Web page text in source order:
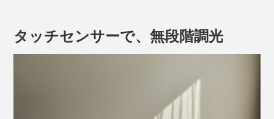
タッチセンサーで、無段階調光